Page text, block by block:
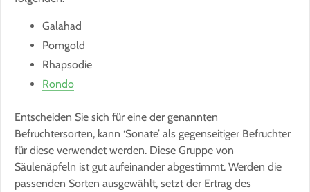
Galahad
Pomgold
Rhapsodie
Rondo
Entscheiden Sie sich für eine der genannten
Befruchtersorten, kann ‘Sonate’ als gegenseitiger Befruchter
für diese verwendet werden. Diese Gruppe von
Säulenäpfeln ist gut aufeinander abgestimmt. Werden die
passenden Sorten ausgewählt, setzt der Ertrag des